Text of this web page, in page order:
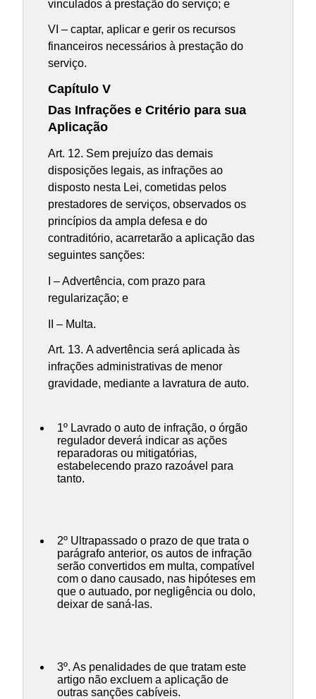
vinculados à prestação do serviço; e
VI – captar, aplicar e gerir os recursos
financeiros necessários à prestação do
serviço.
Capítulo V
Das Infrações e Critério para sua
Aplicação
Art. 12. Sem prejuízo das demais
disposições legais, as infrações ao
disposto nesta Lei, cometidas pelos
prestadores de serviços, observados os
princípios da ampla defesa e do
contraditório, acarretarão a aplicação das
seguintes sanções:
I – Advertência, com prazo para
regularização; e
II – Multa.
Art. 13. A advertência será aplicada às
infrações administrativas de menor
gravidade, mediante a lavratura de auto.
1º Lavrado o auto de infração, o órgão
regulador deverá indicar as ações
reparadoras ou mitigatórias,
estabelecendo prazo razoável para
tanto.
2º Ultrapassado o prazo de que trata o
parágrafo anterior, os autos de infração
serão convertidos em multa, compatível
com o dano causado, nas hipóteses em
que o autuado, por negligência ou dolo,
deixar de saná-las.
3º. As penalidades de que tratam este
artigo não excluem a aplicação de
outras sanções cabíveis.